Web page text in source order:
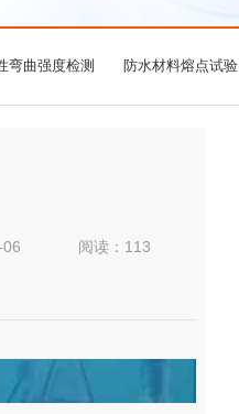
弯曲强度检测 防水材料熔点试验
阅读：113